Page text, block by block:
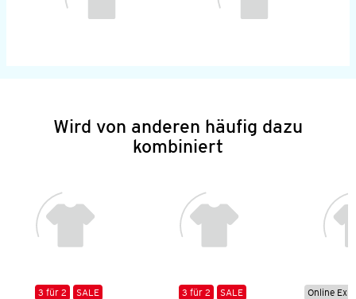
Wird von anderen häufig dazu
kombiniert
3 für 2
SALE
3 für 2
SALE
Online